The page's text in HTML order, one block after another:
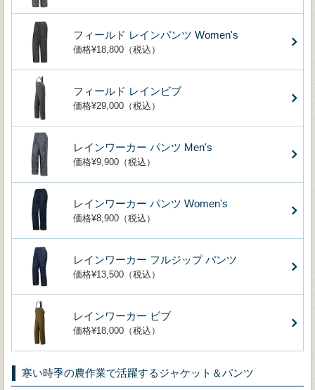
フィールド レインパンツ Women's
価格¥18,800（税込）
フィールド レインビブ
価格¥29,000（税込）
レインワーカー パンツ Men's
価格¥9,900（税込）
レインワーカー パンツ Women's
価格¥8,900（税込）
レインワーカー フルジップ パンツ
価格¥13,500（税込）
レインワーカー ビブ
価格¥18,000（税込）
寒い時季の農作業で活躍するジャケット＆パンツ